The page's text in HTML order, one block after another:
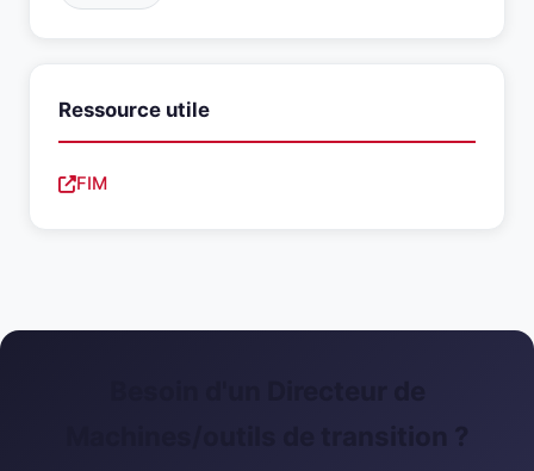
Ressource utile
FIM